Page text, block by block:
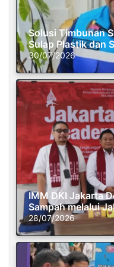
Solusi Timbunan
Sulap Plastik dan
30/07/2026
IMM DKI Jakarta
Sampah melalui
28/07/2026